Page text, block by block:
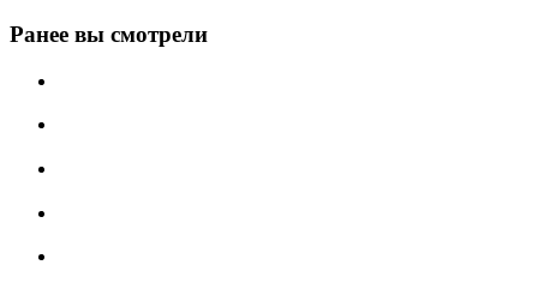
Ранее вы смотрели